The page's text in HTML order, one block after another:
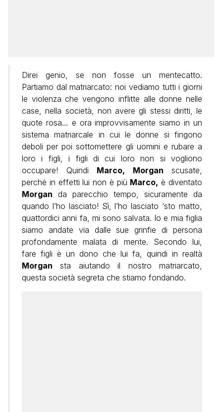
Direi genio, se non fosse un mentecatto.
Partiamo dal matriarcato: noi vediamo tutti i giorni
le violenza che vengono inflitte alle donne nelle
case, nella società, non avere gli stessi diritti, le
quote rosa… e ora improvvisamente siamo in un
sistema matriarcale in cui le donne si fingono
deboli per poi sottomettere gli uomini e rubare a
loro i figli, i figli di cui loro non si vogliono
occupare! Quindi Marco, Morgan scusate,
perché in effetti lui non è più Marco, è diventato
Morgan da parecchio tempo, sicuramente da
quando l’ho lasciato! Sì, l’ho lasciato ‘sto matto,
quattordici anni fa, mi sono salvata. Io e mia figlia
siamo andate via dalle sue grinfie di persona
profondamente malata di mente. Secondo lui,
fare figli è un dono che lui fa, quindi in realtà
Morgan sta aiutando il nostro matriarcato,
questa società segreta che stiamo fondando.